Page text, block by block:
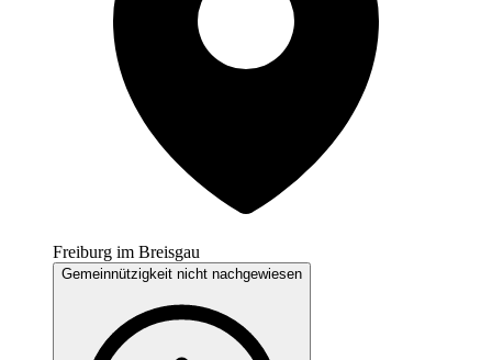
Freiburg im Breisgau
Gemeinnützigkeit nicht nachgewiesen